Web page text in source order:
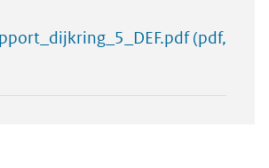
(pdf,